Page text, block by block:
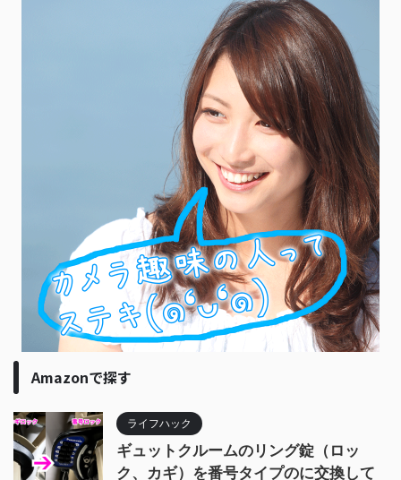
Amazonで探す
ライフハック
ギュットクルームのリング錠（ロッ
ク、カギ）を番号タイプのに交換して